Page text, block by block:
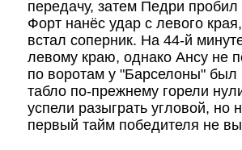
передачу, затем Педри
Форт нанёс удар с левого
встал соперник. На 44-й
левому краю, однако Ансу не
по воротам у "Барселоны" был
табло по-прежнему горели
успели разыграть угловой, но
первый тайм победителя не